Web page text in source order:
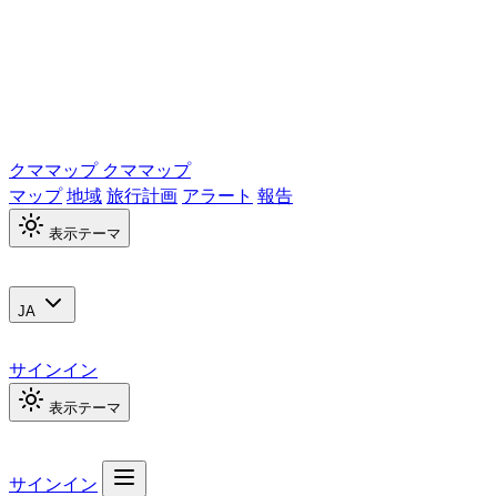
クママップ クママップ
マップ地域旅行計画 アラート 報告
表示テーマ
JA
サインイン
表示テーマ
サインイン